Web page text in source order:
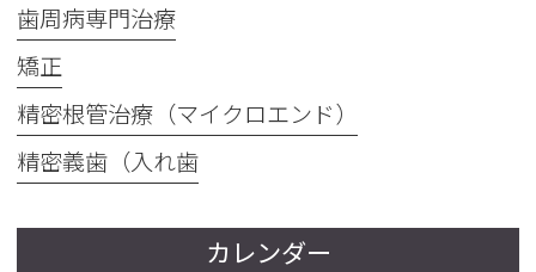
歯周病専門治療
矯正
精密根管治療（マイクロエンド）
精密義歯（入れ歯
カレンダー